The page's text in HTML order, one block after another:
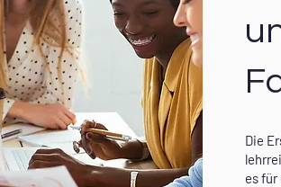
Die
es